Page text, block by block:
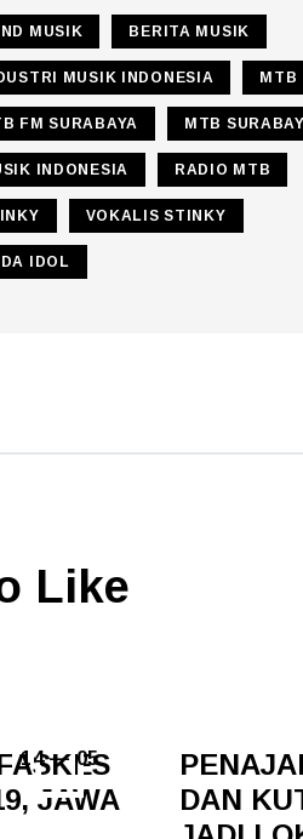
MUSIK BERITA MUSIK
MUSIK INDONESIA MTB
FM SURABAYA MTB
INDONESIA RADIO MTB
VOKALIS STINKY
IDOL
Like
14 — 05
JAWA
DAN